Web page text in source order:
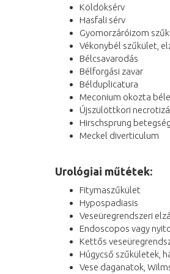
Köldöksérv
Hasfali sérv
Gyomorzáróizom
Vékonybél szűkület,
Bélcsavarodás
Bélforgási zavar
Bélduplicatura
Meconium okozta
Újszülöttkori
Hirschsprung betegség
Meckel diverticulum
Urológiai műtétek:
Fitymaszűkület
Hypospadiasis
Veseüregrendszeri
Endoscopos vagy
Kettős
Húgycső szűkületek,
Vese daganatok,